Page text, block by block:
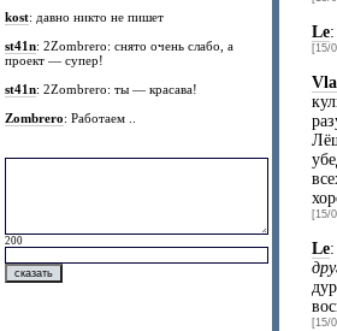
kost: давно никто не пишет
st41n: 2Zombrero: снято очень слабо, а
проект — супер!
st41n: 2Zombrero: ты — красава!
Zombrero: Работаем ..
200
Le
[15/
[15/
Le
[15/